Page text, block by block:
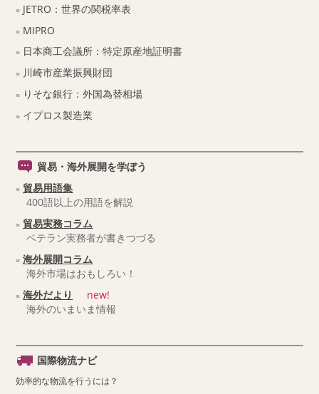
JETRO：世界の関税率表
MIPRO
日本商工会議所：特定原産地証明書
川崎市産業振興財団
りそな銀行：外国為替相場
イプロス製造業
貿易・海外展開を学ぼう
貿易用語集
400語以上の用語を解説
貿易実務コラム
ベテラン実務者が書きつづる
海外展開コラム
海外市場はおもしろい！
海外だより
new!
海外のいまいま情報
国際物流ナビ
効率的な物流を行うには？